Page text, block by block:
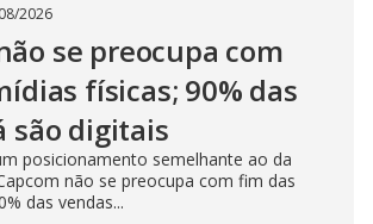
2026
se preocupa com
físicas; 90% das
são digitais
posicionamento semelhante ao da
não se preocupa com fim das
das vendas...